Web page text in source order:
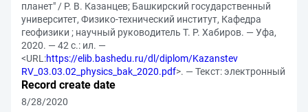
планет" / Р. В. Казанцев; Башкирский государственный
университет, Физико-технический институт, Кафедра
геофизики ; научный руководитель Т. Р. Хабиров. — Уфа,
2020. — 42 с.: ил. —
<URL:https://elib.bashedu.ru/dl/diplom/Kazanstev
RV_03.03.02_physics_bak_2020.pdf>. — Текст: электронный
Record create date
8/28/2020